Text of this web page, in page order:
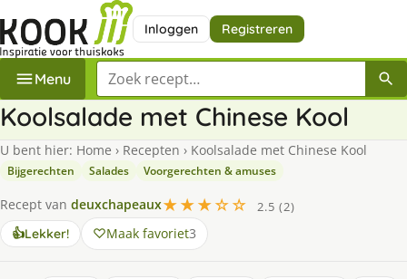
Inloggen Registreren
Menu Zoek een recept
Koolsalade met Chinese Kool
U bent hier: Home › Recepten › Koolsalade met Chinese Kool
Bijgerechten Salades Voorgerechten & amuses
Recept van deuxchapeaux★★★☆☆
2.5 (2)
👍Lekker! Maak favoriet3